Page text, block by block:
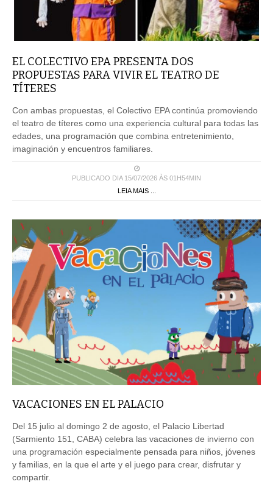
EL COLECTIVO EPA PRESENTA DOS
PROPUESTAS PARA VIVIR EL TEATRO DE
TÍTERES
Con ambas propuestas, el Colectivo EPA continúa promoviendo
el teatro de títeres como una experiencia cultural para todas las
edades, una programación que combina entretenimiento,
imaginación y encuentros familiares.
PUBLICADO DIA 15/07/2026 ÀS 01H54MIN
LEIA MAIS ...
VACACIONES EN EL PALACIO
Del 15 julio al domingo 2 de agosto, el Palacio Libertad
(Sarmiento 151, CABA) celebra las vacaciones de invierno con
una programación especialmente pensada para niños, jóvenes
y familias, en la que el arte y el juego para crear, disfrutar y
compartir.